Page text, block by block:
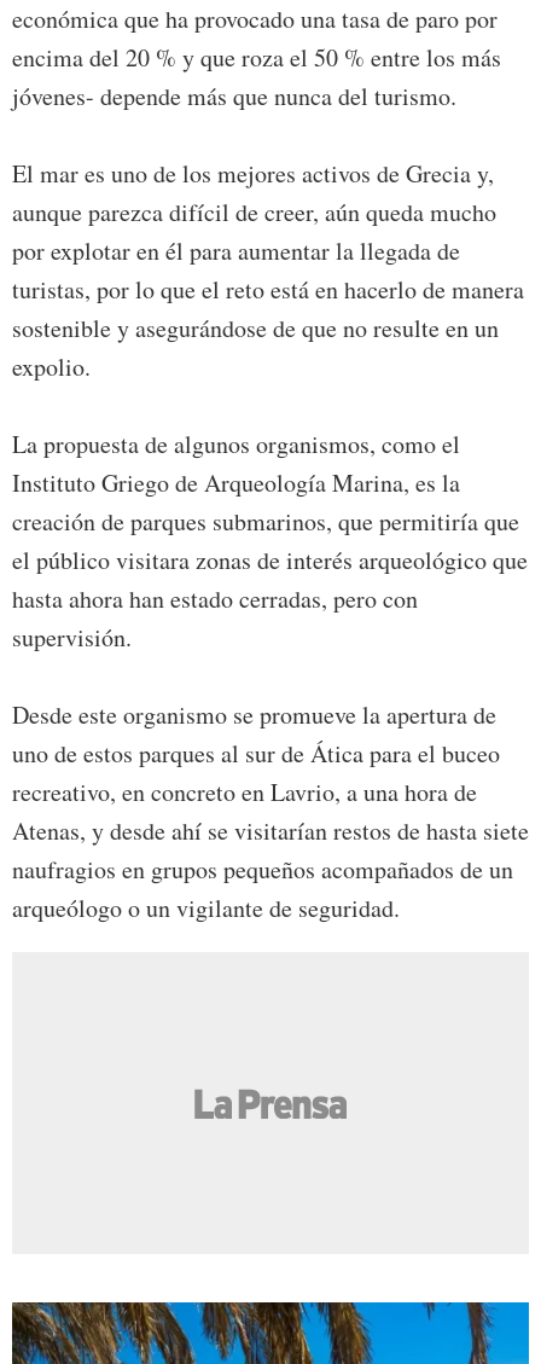
económica que ha provocado una tasa de paro por
encima del 20 % y que roza el 50 % entre los más
jóvenes- depende más que nunca del turismo.
El mar es uno de los mejores activos de Grecia y,
aunque parezca difícil de creer, aún queda mucho
por explotar en él para aumentar la llegada de
turistas, por lo que el reto está en hacerlo de manera
sostenible y asegurándose de que no resulte en un
expolio.
La propuesta de algunos organismos, como el
Instituto Griego de Arqueología Marina, es la
creación de parques submarinos, que permitiría que
el público visitara zonas de interés arqueológico que
hasta ahora han estado cerradas, pero con
supervisión.
Desde este organismo se promueve la apertura de
uno de estos parques al sur de Ática para el buceo
recreativo, en concreto en Lavrio, a una hora de
Atenas, y desde ahí se visitarían restos de hasta siete
naufragios en grupos pequeños acompañados de un
arqueólogo o un vigilante de seguridad.